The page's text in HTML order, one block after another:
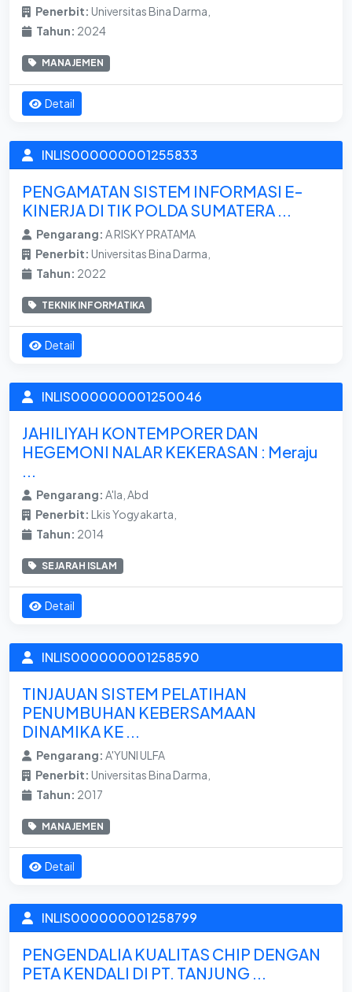
Penerbit: Universitas Bina Darma,
Tahun: 2024
MANAJEMEN
Detail
INLIS000000001255833
PENGAMATAN SISTEM INFORMASI E-
KINERJA DI TIK POLDA SUMATERA ...
Pengarang: A RISKY PRATAMA
Penerbit: Universitas Bina Darma,
Tahun: 2022
TEKNIK INFORMATIKA
Detail
INLIS000000001250046
JAHILIYAH KONTEMPORER DAN
HEGEMONI NALAR KEKERASAN : Meraju
Pengarang: A'la, Abd
Penerbit: Lkis Yogyakarta,
Tahun: 2014
SEJARAH ISLAM
Detail
INLIS000000001258590
TINJAUAN SISTEM PELATIHAN
PENUMBUHAN KEBERSAMAAN
DINAMIKA KE ...
Pengarang: A'YUNI ULFA
Penerbit: Universitas Bina Darma,
Tahun: 2017
MANAJEMEN
Detail
INLIS000000001258799
PENGENDALIA KUALITAS CHIP DENGAN
PETA KENDALI DI PT. TANJUNG ...